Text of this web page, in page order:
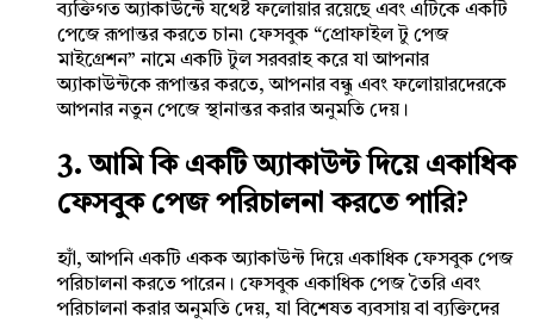
ব্যক্তিগত অ্যাকাউন্টে যথেষ্ট ফলোয়ার রয়েছে এবং এটিকে একটি
পেজে রূপান্তর করতে চান৷ ফেসবুক “প্রোফাইল টু পেজ
মাইগ্রেশন” নামে একটি টুল সরবরাহ করে যা আপনার
অ্যাকাউন্টকে রূপান্তর করতে, আপনার বন্ধু এবং ফলোয়ারদেরকে
আপনার নতুন পেজে স্থানান্তর করার অনুমতি দেয়।
3. আমি কি একটি অ্যাকাউন্ট দিয়ে একাধিক
ফেসবুক পেজ পরিচালনা করতে পারি?
হ্যাঁ, আপনি একটি একক অ্যাকাউন্ট দিয়ে একাধিক ফেসবুক পেজ
পরিচালনা করতে পারেন। ফেসবুক একাধিক পেজ তৈরি এবং
পরিচালনা করার অনুমতি দেয়, যা বিশেষত ব্যবসায় বা ব্যক্তিদের